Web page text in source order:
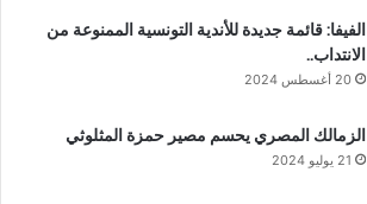
الفيفا: قائمة جديدة للأندية التونسية الممنوعة من
الانتداب..
20 أغسطس 2024
الزمالك المصري يحسم مصير حمزة المثلوثي
21 يوليو 2024